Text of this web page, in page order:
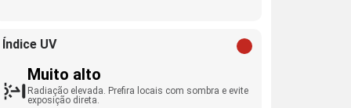
Índice UV
Muito alto
Radiação elevada. Prefira locais com sombra e evite
exposição direta.